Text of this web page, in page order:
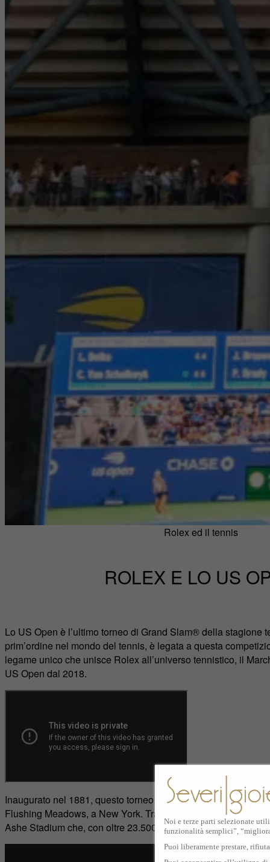
Rolex ed il tennis
ROLEX E LO US
Lo US Open è l’ultimo torneo di Grand Slam® della stagione
prim’ordine nel mondo del tennis, è legata a questa
legame unico che unisce Rolex all’universo tennistico, il
US Open dal 2018.
Inaugurato nel 1881, questo torneo viene conteso dal 1978
Flushing Meadows, a New York. Tra i 17 campi della
Ashe Stadium che, con oltre 23.500 posti a sedere, è il più
Noi e terze parti selezionate
funzionalità semplici”,
Puoi liberamente prestare,